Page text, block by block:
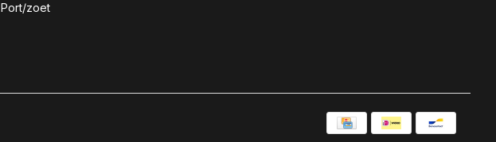
Port/zoet